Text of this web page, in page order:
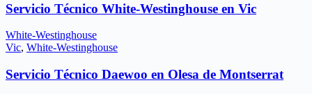
Servicio Técnico White-Westinghouse en Vic
White-Westinghouse
Vic, White-Westinghouse
Servicio Técnico Daewoo en Olesa de Montserrat